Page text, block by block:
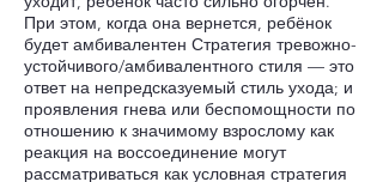
При этом, когда она вернется, ребёнок
будет амбивалентен Стратегия тревожно-
устойчивого/амбивалентного стиля — это
ответ на непредсказуемый стиль ухода; и
проявления гнева или беспомощности по
отношению к значимому взрослому как
реакция на воссоединение могут
рассматриваться как условная стратегия